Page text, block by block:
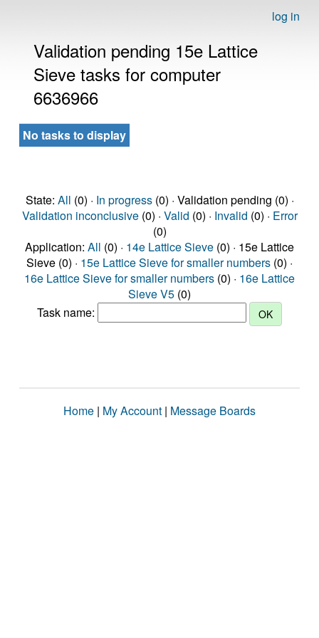
log in
Validation pending 15e Lattice
Sieve tasks for computer
6636966
No tasks to display
State: All (0) · In progress(0) · Validation pending (0) ·
Validation inconclusive(0) · Valid (0) · Invalid (0) · Error
(0)
Application: All (0) · 14e Lattice Sieve (0) · 15e Lattice
Sieve (0) · 15e Lattice Sieve for smaller numbers (0) ·
16e Lattice Sieve for smaller numbers (0) · 16e Lattice
Sieve V5 (0)
Task name:
Home | My Account | Message Boards